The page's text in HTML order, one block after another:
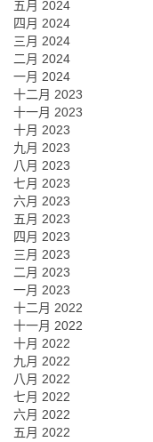
五月 2024
四月 2024
三月 2024
二月 2024
一月 2024
十二月 2023
十一月 2023
十月 2023
九月 2023
八月 2023
七月 2023
六月 2023
五月 2023
四月 2023
三月 2023
二月 2023
一月 2023
十二月 2022
十一月 2022
十月 2022
九月 2022
八月 2022
七月 2022
六月 2022
五月 2022